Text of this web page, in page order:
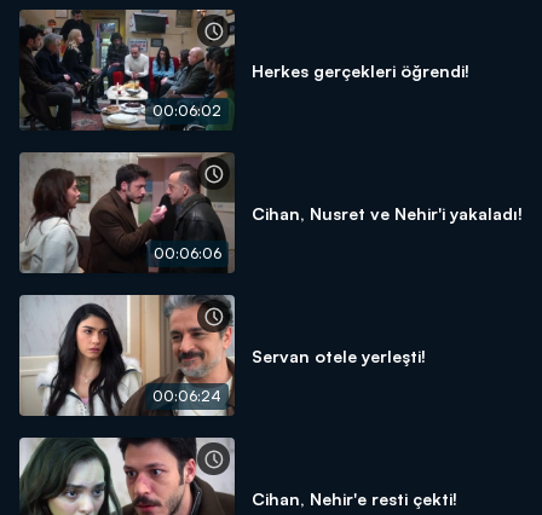
00:06:02
Herkes gerçekleri öğrendi!
00:06:06
Cihan, Nusret ve Nehir'i yakaladı!
00:06:24
Servan otele yerleşti!
Cihan, Nehir'e resti çekti!